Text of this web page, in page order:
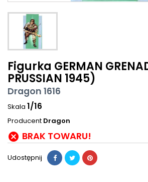
Figurka GERMAN
PRUSSIAN 1945)
Dragon 1616
Skala 1/16
Producent Dragon
 BRAK TOWARU!
Udostępnij